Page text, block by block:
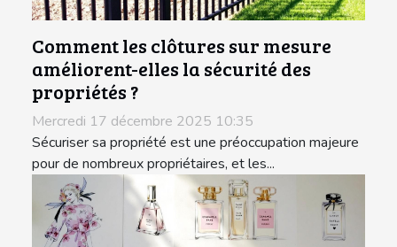
Comment les clôtures sur mesure
améliorent-elles la sécurité des
propriétés ?
Mercredi 17 décembre 2025 10:35
Sécuriser sa propriété est une préoccupation majeure
pour de nombreux propriétaires, et les...